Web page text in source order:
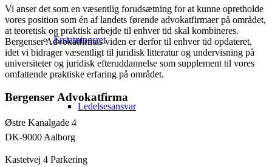
Erstatningsret
Ledelsesansvar
Vi anser det som en væsentlig forudsætning for at kunne opretholde
vores position som én af landets førende advokatfirmaer på området,
at teoretisk og praktisk arbejde til enhver tid skal kombineres.
Bergenser Advokatfirmas viden er derfor til enhver tid opdateret,
idet vi bidrager væsentligt til juridisk litteratur og undervisning på
universiteter og juridisk efteruddannelse som supplement til vores
omfattende praktiske erfaring på området.
Bergenser Advokatfirma
Østre Kanalgade 4
DK-9000 Aalborg
Kastetvej 4 Parkering